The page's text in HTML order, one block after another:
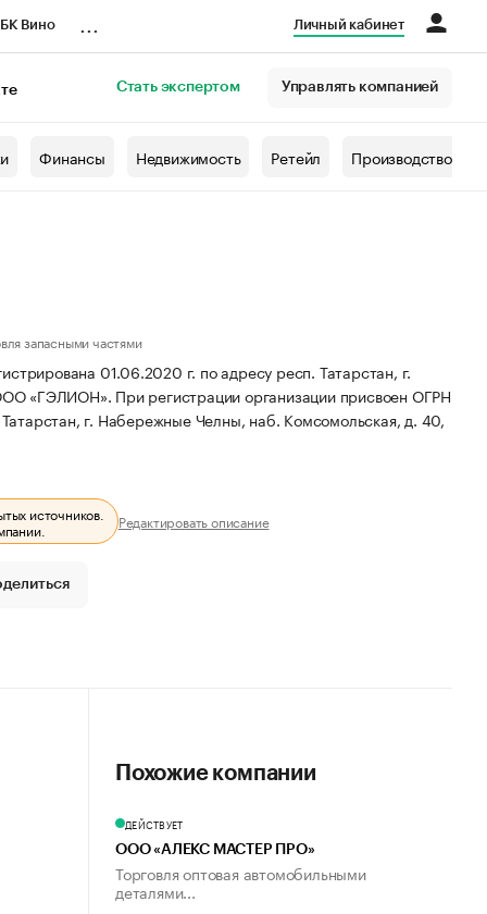
Вино Личный кабинет
Стать экспертом Управлять компанией
Финансы Недвижимость Ретейл Производство
запасными частями
01.06.2020 г. по адресу респ. Татарстан, г.
«ГЭЛИОН». При регистрации организации присвоен ОГРН
г. Набережные Челны, наб. Комсомольская, д. 40,
источников. Редактировать описание
Похожие компании
ДЕЙСТВУЕТ
ООО «АЛЕКС МАСТЕР ПРО»
Торговля оптовая автомобильными
деталями...